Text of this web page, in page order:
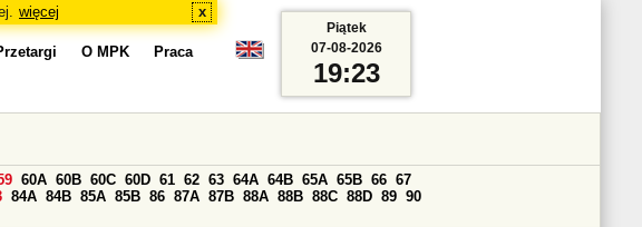
więcej x
O MPK Praca
60A 60B 60C 60D 61 62 63 64A 64B 65A 65B 66 67
84A 84B 85A 85B 86 87A 87B 88A 88B 88C 88D 89 90
Piątek
07-08-2026
19:23